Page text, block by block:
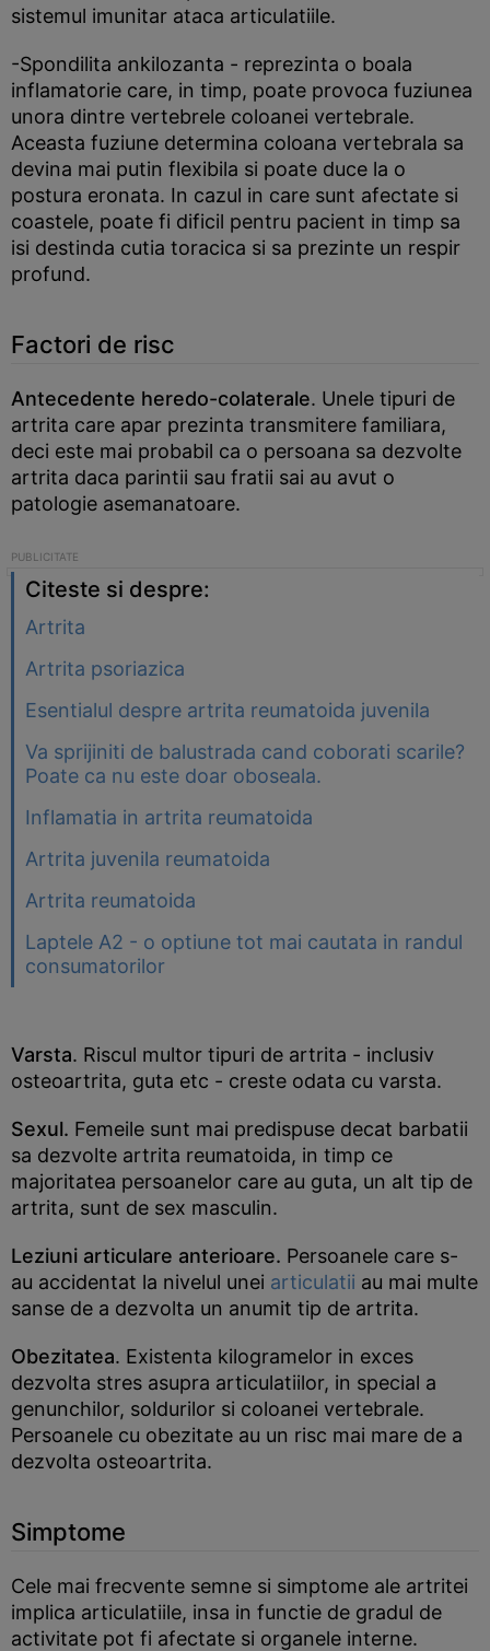
sistemul imunitar ataca articulatiile.
-Spondilita ankilozanta - reprezinta o boala
inflamatorie care, in timp, poate provoca fuziunea
unora dintre vertebrele coloanei vertebrale.
Aceasta fuziune determina coloana vertebrala sa
devina mai putin flexibila si poate duce la o
postura eronata. In cazul in care sunt afectate si
coastele, poate fi dificil pentru pacient in timp sa
isi destinda cutia toracica si sa prezinte un respir
profund.
Factori de risc
Antecedente heredo-colaterale. Unele tipuri de
artrita care apar prezinta transmitere familiara,
deci este mai probabil ca o persoana sa dezvolte
artrita daca parintii sau fratii sai au avut o
patologie asemanatoare.
Citeste si despre:
Artrita
Artrita psoriazica
Esentialul despre artrita reumatoida juvenila
Va sprijiniti de balustrada cand coborati scarile?
Poate ca nu este doar oboseala.
Inflamatia in artrita reumatoida
Artrita juvenila reumatoida
Artrita reumatoida
Laptele A2 - o optiune tot mai cautata in randul
consumatorilor
Varsta. Riscul multor tipuri de artrita - inclusiv
osteoartrita, guta etc - creste odata cu varsta.
Sexul. Femeile sunt mai predispuse decat barbatii
sa dezvolte artrita reumatoida, in timp ce
majoritatea persoanelor care au guta, un alt tip de
artrita, sunt de sex masculin.
Leziuni articulare anterioare. Persoanele care s-
au accidentat la nivelul unei articulatii au mai multe
sanse de a dezvolta un anumit tip de artrita.
Obezitatea. Existenta kilogramelor in exces
dezvolta stres asupra articulatiilor, in special a
genunchilor, soldurilor si coloanei vertebrale.
Persoanele cu obezitate au un risc mai mare de a
dezvolta osteoartrita.
Simptome
Cele mai frecvente semne si simptome ale artritei
implica articulatiile, insa in functie de gradul de
activitate pot fi afectate si organele interne.